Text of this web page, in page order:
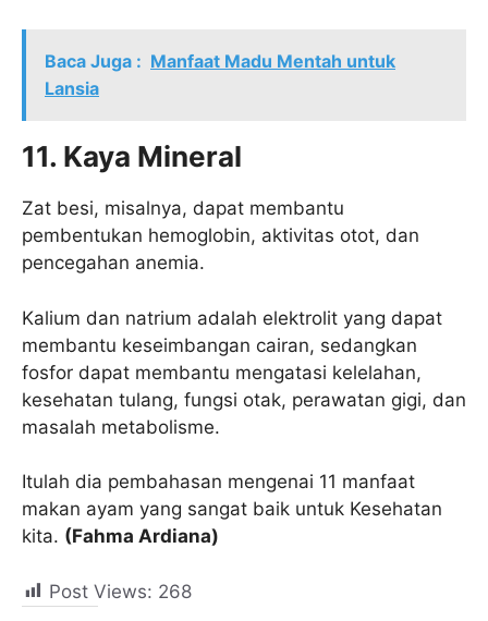
Baca Juga : Manfaat Madu Mentah untuk
Lansia
11. Kaya Mineral
Zat besi, misalnya, dapat membantu
pembentukan hemoglobin, aktivitas otot, dan
pencegahan anemia.
Kalium dan natrium adalah elektrolit yang dapat
membantu keseimbangan cairan, sedangkan
fosfor dapat membantu mengatasi kelelahan,
kesehatan tulang, fungsi otak, perawatan gigi, dan
masalah metabolisme.
Itulah dia pembahasan mengenai 11 manfaat
makan ayam yang sangat baik untuk Kesehatan
kita. (Fahma Ardiana)
Post Views: 268